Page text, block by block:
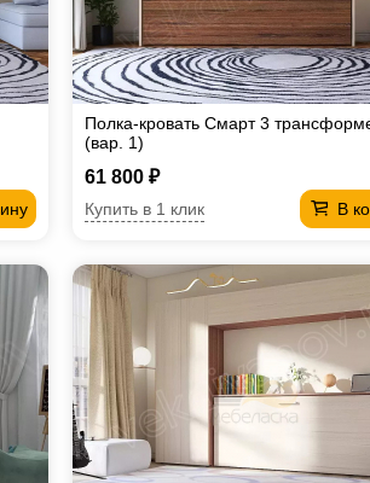
Полка-кровать Смарт 3
(вар. 1)
61 800 ₽
В
Купить в 1 клик